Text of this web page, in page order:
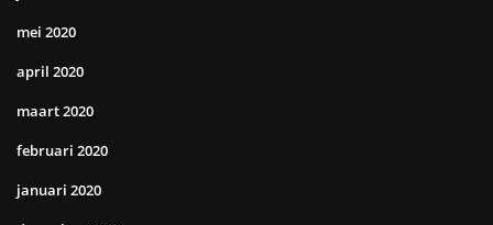
mei 2020
april 2020
maart 2020
februari 2020
januari 2020